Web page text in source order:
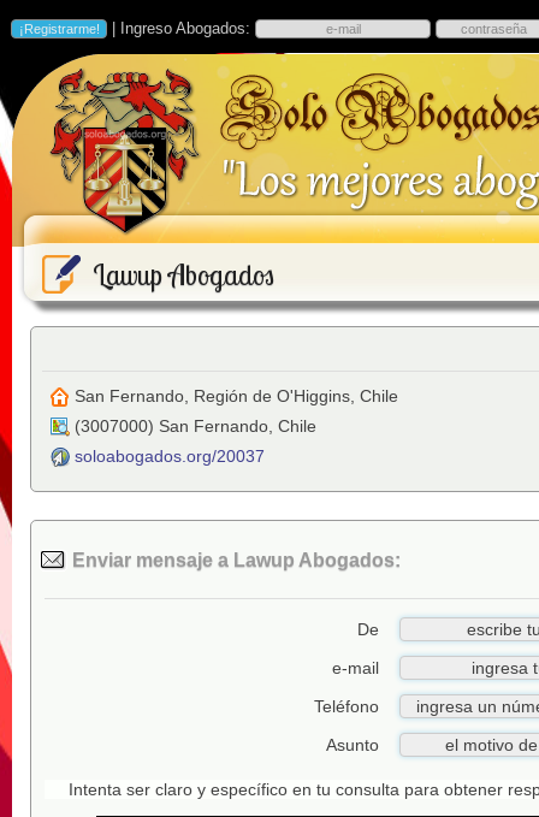
| Ingreso Abogados:
Lawup Abogados
San Fernando, Región de O'Higgins, Chile
(3007000) San Fernando Chile
soloabogados.org/20037
Enviar mensaje a Lawup Abogados:
De
e-mail
Teléfono
Asunto
Intenta ser claro y específico en tu consulta para obtener